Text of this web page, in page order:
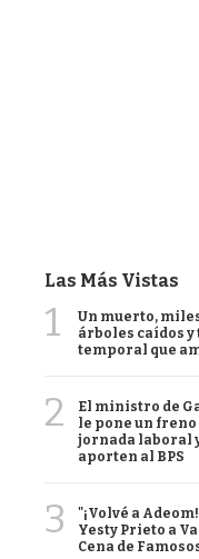
Las Más Vistas
1
Un muerto,
árboles caídos y
temporal que
2
El ministro de
le pone un
jornada laboral
aporten al BPS
3
"¡Volvé a
Yesty Prieto a
Cena de